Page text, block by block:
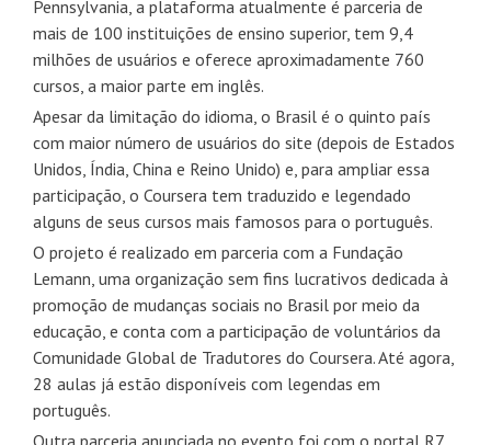
Pennsylvania, a plataforma atualmente é parceria de
mais de 100 instituições de ensino superior, tem 9,4
milhões de usuários e oferece aproximadamente 760
cursos, a maior parte em inglês.
Apesar da limitação do idioma, o Brasil é o quinto país
com maior número de usuários do site (depois de Estados
Unidos, Índia, China e Reino Unido) e, para ampliar essa
participação, o Coursera tem traduzido e legendado
alguns de seus cursos mais famosos para o português.
O projeto é realizado em parceria com a Fundação
Lemann, uma organização sem fins lucrativos dedicada à
promoção de mudanças sociais no Brasil por meio da
educação, e conta com a participação de voluntários da
Comunidade Global de Tradutores do Coursera. Até agora,
28 aulas já estão disponíveis com legendas em
português.